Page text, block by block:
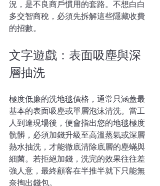
況，是不良商戶慣用的套路。不想白白
多交智商稅，必須先拆解這些隱藏收費
的招數。
文字遊戲：表面吸塵與深
層抽洗
極度低廉的洗地毯價格，通常只涵蓋最
基本的表面吸塵或單層泡沫清洗。當工
人到達現場後，便會指出您的地毯極度
骯髒，必須加錢升級至高溫蒸氣或深層
熱水抽洗，才能徹底清除底層的塵蟎與
細菌。若拒絕加錢，洗完的效果往往差
強人意，最終顧客在半推半就下只能無
奈掏出錢包。